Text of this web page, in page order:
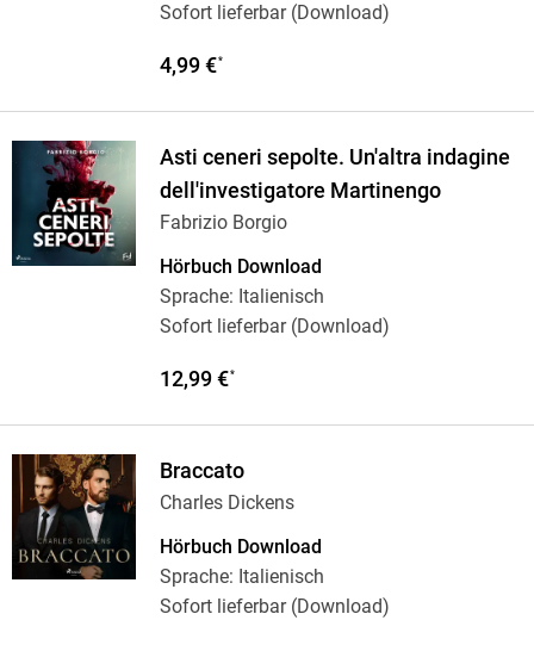
Sofort lieferbar (Download)
4,99 €*
Asti ceneri sepolte. Un'altra indagine
dell'investigatore Martinengo
Fabrizio Borgio
Hörbuch Download
Sprache: Italienisch
Sofort lieferbar (Download)
12,99 €*
Braccato
Charles Dickens
Hörbuch Download
Sprache: Italienisch
Sofort lieferbar (Download)